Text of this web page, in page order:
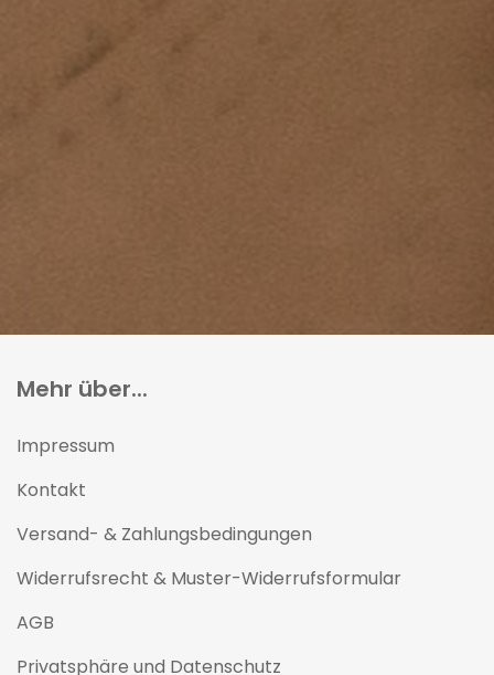
Mehr über...
Impressum
Kontakt
Versand- & Zahlungsbedingungen
Widerrufsrecht & Muster-Widerrufsformular
AGB
Privatsphäre und Datenschutz